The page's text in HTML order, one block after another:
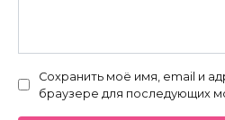
Сохранить моё имя, email и
браузере для последующих